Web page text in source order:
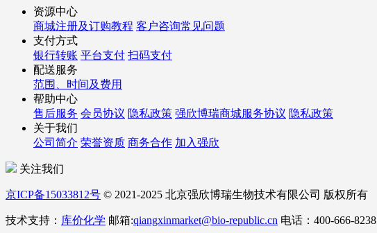
资源中心
商城注册及订购教程 客户咨询常见问题
支付方式
银行转账 平台支付 扫码支付
配送服务
范围、时间及费用
帮助中心
售后服务 会员协议 隐私政策 强欣博瑞商城服务协议 隐私政策
关于我们
公司简介 荣誉资质 商务合作 加入强欣
关注我们
京ICP备15033812号 © 2021-2025 北京强欣博瑞生物技术有限公司 版权所有
技术支持： 库价化学 邮箱:qiangxinmarket@bio-republic.cn 电话：400-666-8238